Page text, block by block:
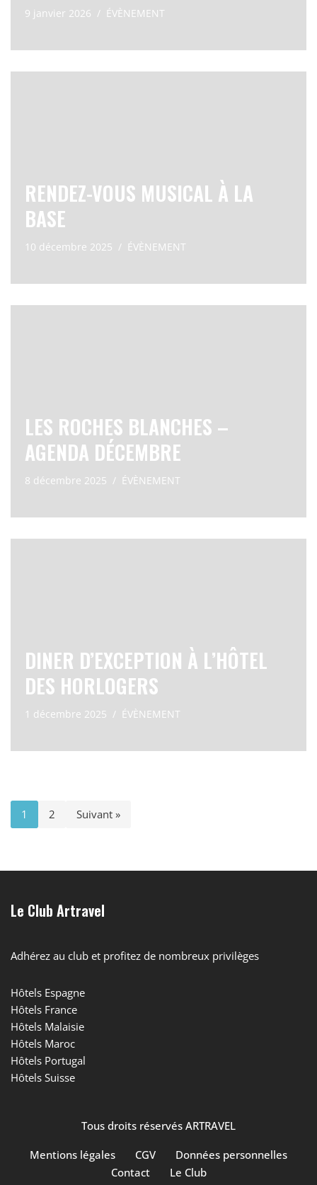
9 janvier 2026 ÉVÈNEMENT
RENDEZ-VOUS MUSICAL À LA
BASE
10 décembre 2025 ÉVÈNEMENT
LES ROCHES BLANCHES –
AGENDA DÉCEMBRE
8 décembre 2025 ÉVÈNEMENT
DINER D’EXCEPTION À L’HÔTEL
DES HORLOGERS
1 décembre 2025 ÉVÈNEMENT
1 2 Suivant »
Le Club Artravel
Adhérez au club et profitez de nombreux privilèges
Hôtels Espagne
Hôtels France
Hôtels Malaisie
Hôtels Maroc
Hôtels Portugal
Hôtels Suisse
Tous droits réservés ARTRAVEL
Mentions légales CGV
Données personnelles
Contact
Le Club